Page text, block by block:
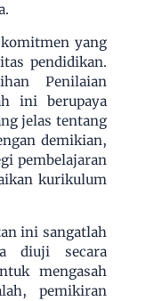
yang
pendidikan.
Penilaian
ini berupaya
jelas tentang
demikian,
pembelajaran
kurikulum
ini sangatlah
diuji secara
mengasah
pemikiran